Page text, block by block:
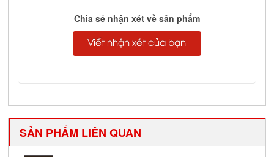
Chia sẻ nhận xét về sản phẩm
Viết nhận xét của bạn
SẢN PHẨM LIÊN QUAN